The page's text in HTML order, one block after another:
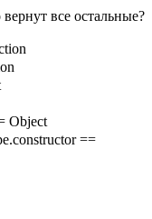
все остальные?
Object
==